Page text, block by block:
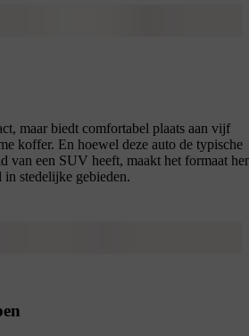
maar biedt comfortabel plaats aan vijf
koffer. En hoewel deze auto de typische
van een SUV heeft, maakt het formaat
stedelijke gebieden.